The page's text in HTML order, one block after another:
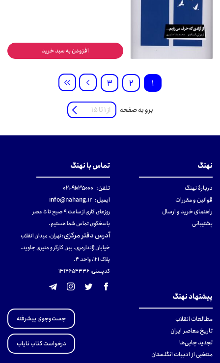
افزودن به سبد خرید
1
2
3
برو به صفحه
نهنگ
دربارهٔ نهنگ
قوانین و مقررات
راهنمای خرید و ارسال
پشتیبانی
تماس با نهنگ
تلفن: ۹۱۰۳۵۰۰۰-۰۲۱
ایمیل: info@nahang.ir
روزهای کاری از ساعت ۹ صبح تا ۵ عصر
پاسخگوی تماس شما هستیم.
آدرس دفتر مرکزی:تهران، میدان انقلاب
خیابان ژاندارمری، بین کارگر و منیری جاوید،
پلاک 121، واحد ۴.
کدپستی: 131465433۶
پیشنهاد نهنگ
مطالعات انقلاب
تاریخ معاصر ایران
تجدید چاپی‌ها
منتخبی از ادبیات انگلستان
جست‌وجوی پیشرفته
درخواست کتاب نایاب